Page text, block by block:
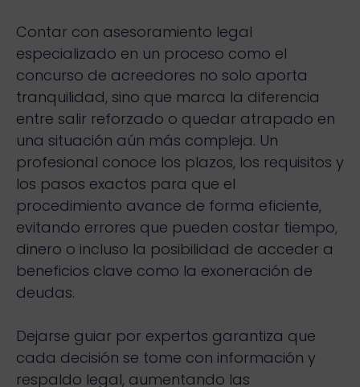
Contar con asesoramiento legal
especializado en un proceso como el
concurso de acreedores no solo aporta
tranquilidad, sino que marca la diferencia
entre salir reforzado o quedar atrapado en
una situación aún más compleja. Un
profesional conoce los plazos, los requisitos y
los pasos exactos para que el
procedimiento avance de forma eficiente,
evitando errores que pueden costar tiempo,
dinero o incluso la posibilidad de acceder a
beneficios clave como la exoneración de
deudas.
Dejarse guiar por expertos garantiza que
cada decisión se tome con información y
respaldo legal, aumentando las